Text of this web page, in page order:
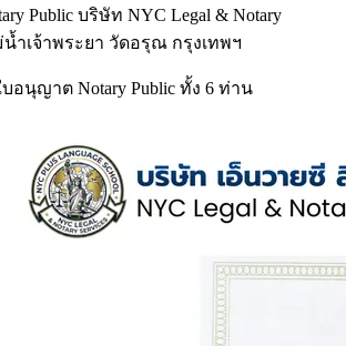
Public บริษัท NYC Legal & Notary
น้ำเจ้าพระยา วัดอรุณ กรุงเทพฯ
อนุญาต Notary Public ทั้ง 6 ท่าน